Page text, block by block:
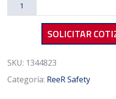
SOLICITAR
SKU: 1344823
Categoría: ReeR Safety